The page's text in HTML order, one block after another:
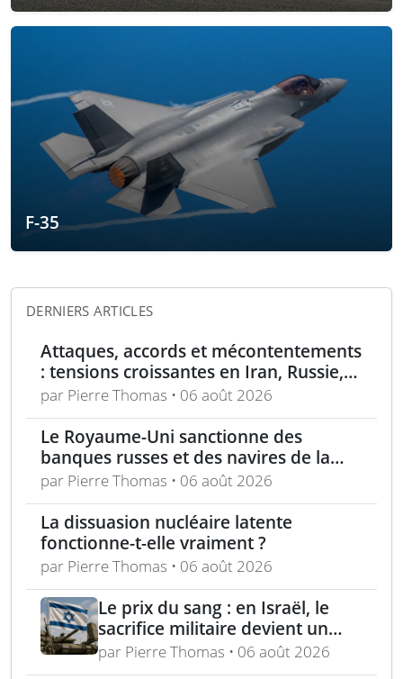
F-35
DERNIERS ARTICLES
Attaques, accords et mécontentements
: tensions croissantes en Iran, Russie,
Chine, Corée du Nord et jihadistes
par Pierre Thomas • 06 août 2026
Le Royaume-Uni sanctionne des
banques russes et des navires de la
flotte fantôme liée à Moscou
par Pierre Thomas • 06 août 2026
La dissuasion nucléaire latente
fonctionne-t-elle vraiment ?
par Pierre Thomas • 06 août 2026
Le prix du sang : en Israël, le
sacrifice militaire devient un
enjeu politique majeur
par Pierre Thomas • 06 août 2026